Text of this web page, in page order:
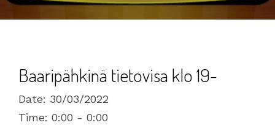
Baaripähkinä tietovisa klo 19-
Date: 30/03/2022
Time: 0:00 - 0:00